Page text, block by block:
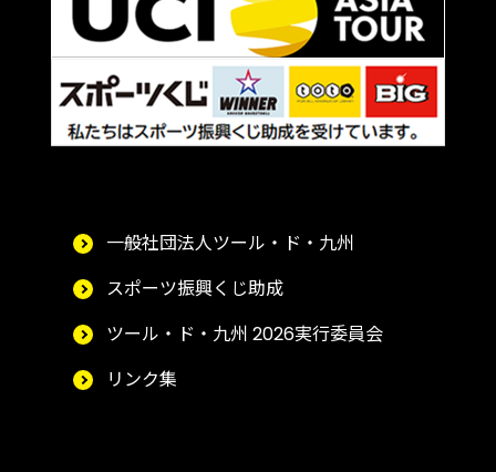
一般社団法人ツール・ド・九州
スポーツ振興くじ助成
ツール・ド・九州 2026実行委員会
リンク集